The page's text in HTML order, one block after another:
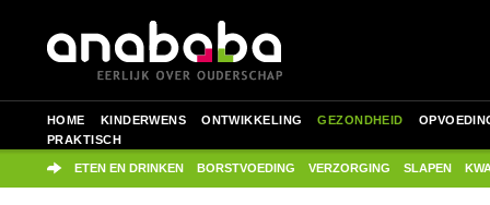
HOME KINDERWENS ONTWIKKELING GEZONDHEID
PRAKTISCH
ETEN EN DRINKEN BORSTVOEDING VERZORGING SLAPEN